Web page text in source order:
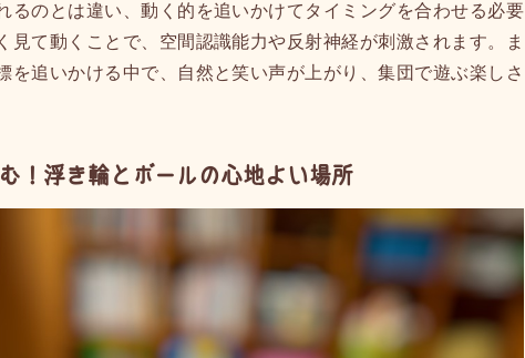
るのとは違い、動く的を追いかけてタイミングを合わせる必要
見て動くことで、空間認識能力や反射神経が刺激されます。ま
を追いかける中で、自然と笑い声が上がり、集団で遊ぶ楽しさ
！浮き輪とボールの心地よい場所